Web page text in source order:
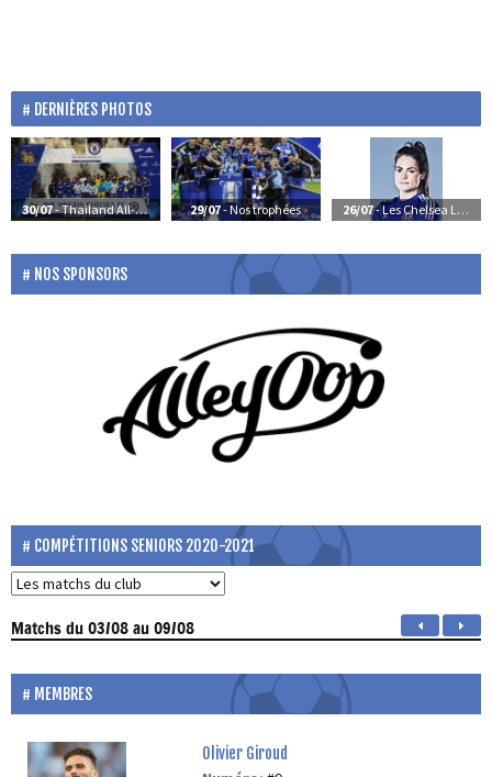
DERNIÈRES PHOTOS
30/07- Thailand All-Stars 0-1 Chelsea 29/07- Nos trophées 26/07- Les Chelsea Ladies
NOS SPONSORS
COMPÉTITIONS SENIORS 2020-2021
Matchsdu 03/08 au 09/08
MEMBRES
Olivier Giroud